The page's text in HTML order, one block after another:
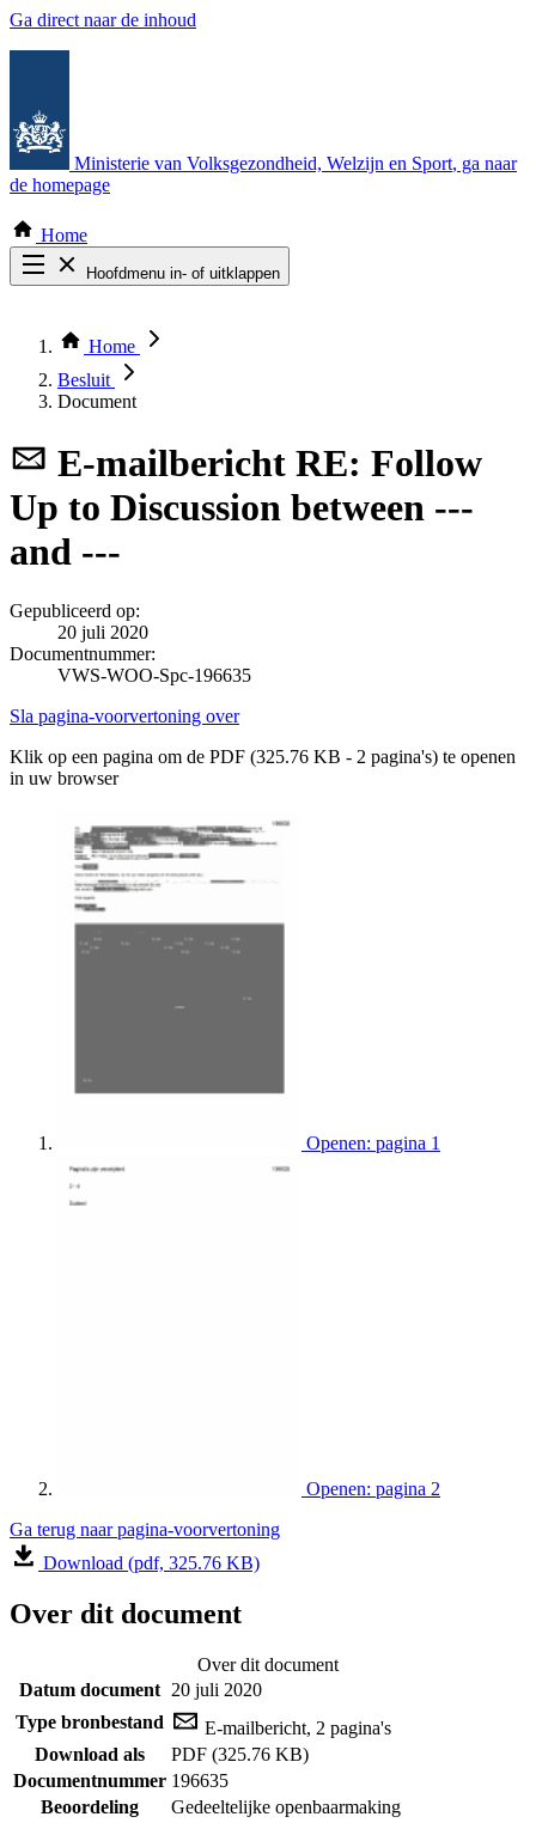
Ga direct naar de inhoud
Ministerie van Volksgezondheid, Welzijn en Sport, ga naar
de homepage
Home
Hoofdmenu in- of uitklappen
Thema COVID-19
Bekijk per bestuursorgaan
Home
Besluit
Document
E-mailbericht RE: Follow
Up to Discussion between ---
and ---
Gepubliceerd op:
20 juli 2020
Documentnummer:
VWS-WOO-Spc-196635
Sla pagina-voorvertoning over
Klik op een pagina om de PDF (325.76 KB - 2 pagina's) te openen
in uw browser
Openen: pagina 1
Openen: pagina 2
Ga terug naar pagina-voorvertoning
Download (pdf, 325.76 KB)
Over dit document
Over dit document
Datum document 20 juli 2020
Type bronbestand
E-mailbericht, 2 pagina's
Download als
PDF (325.76 KB)
Documentnummer 196635
Beoordeling
Gedeeltelijke openbaarmaking